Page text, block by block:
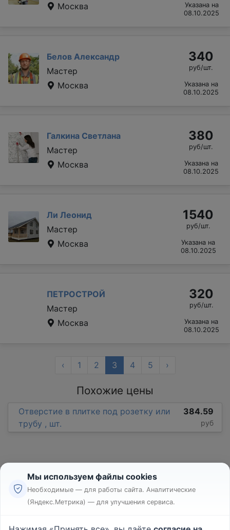
Москва
Указана на
08.10.2025
Белов Александр
Мастер
Москва
340
руб/шт.
Указана на
08.10.2025
Галкина Светлана
Мастер
Москва
380
руб/шт.
Указана на
08.10.2025
Ли Леонид
Мастер
Москва
1540
руб/шт.
Указана на
08.10.2025
ПЕТРОСТРОЙ
Мастер
Москва
320
руб/шт.
Указана на
08.10.2025
‹ 1 2 3 4 5 ›
Похожие цены
Отверстие в плитке под розетку или
трубу , шт.
384.59
руб
Реклама
Мы используем файлы cookies
Необходимые — для работы сайта. Аналитические
(Яндекс.Метрика) — для улучшения сервиса.